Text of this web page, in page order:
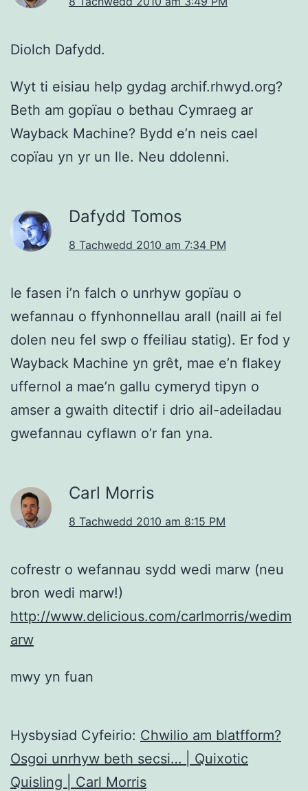
Diolch Dafydd.
Wyt ti eisiau help gydag archif.rhwyd.org?
Beth am gopïau o bethau Cymraeg ar
Wayback Machine? Bydd e’n neis cael
copïau yn yr un lle. Neu ddolenni.
Dafydd Tomos
8 Tachwedd 2010 am 7:34 PM
Ie fasen i’n falch o unrhyw gopïau o
wefannau o ffynhonnellau arall (naill ai fel
dolen neu fel swp o ffeiliau statig). Er fod y
Wayback Machine yn grêt, mae e’n flakey
uffernol a mae’n gallu cymeryd tipyn o
amser a gwaith ditectif i drio ail-adeiladau
gwefannau cyflawn o’r fan yna.
Carl Morris
8 Tachwedd 2010 am 8:15 PM
cofrestr o wefannau sydd wedi marw (neu
bron wedi marw!)
http://www.delicious.com/carlmorris/wedim
arw
mwy yn fuan
Hysbysiad Cyfeirio: Chwilio am blatfform?
Osgoi unrhyw beth secsi… | Quixotic
Quisling | Carl Morris